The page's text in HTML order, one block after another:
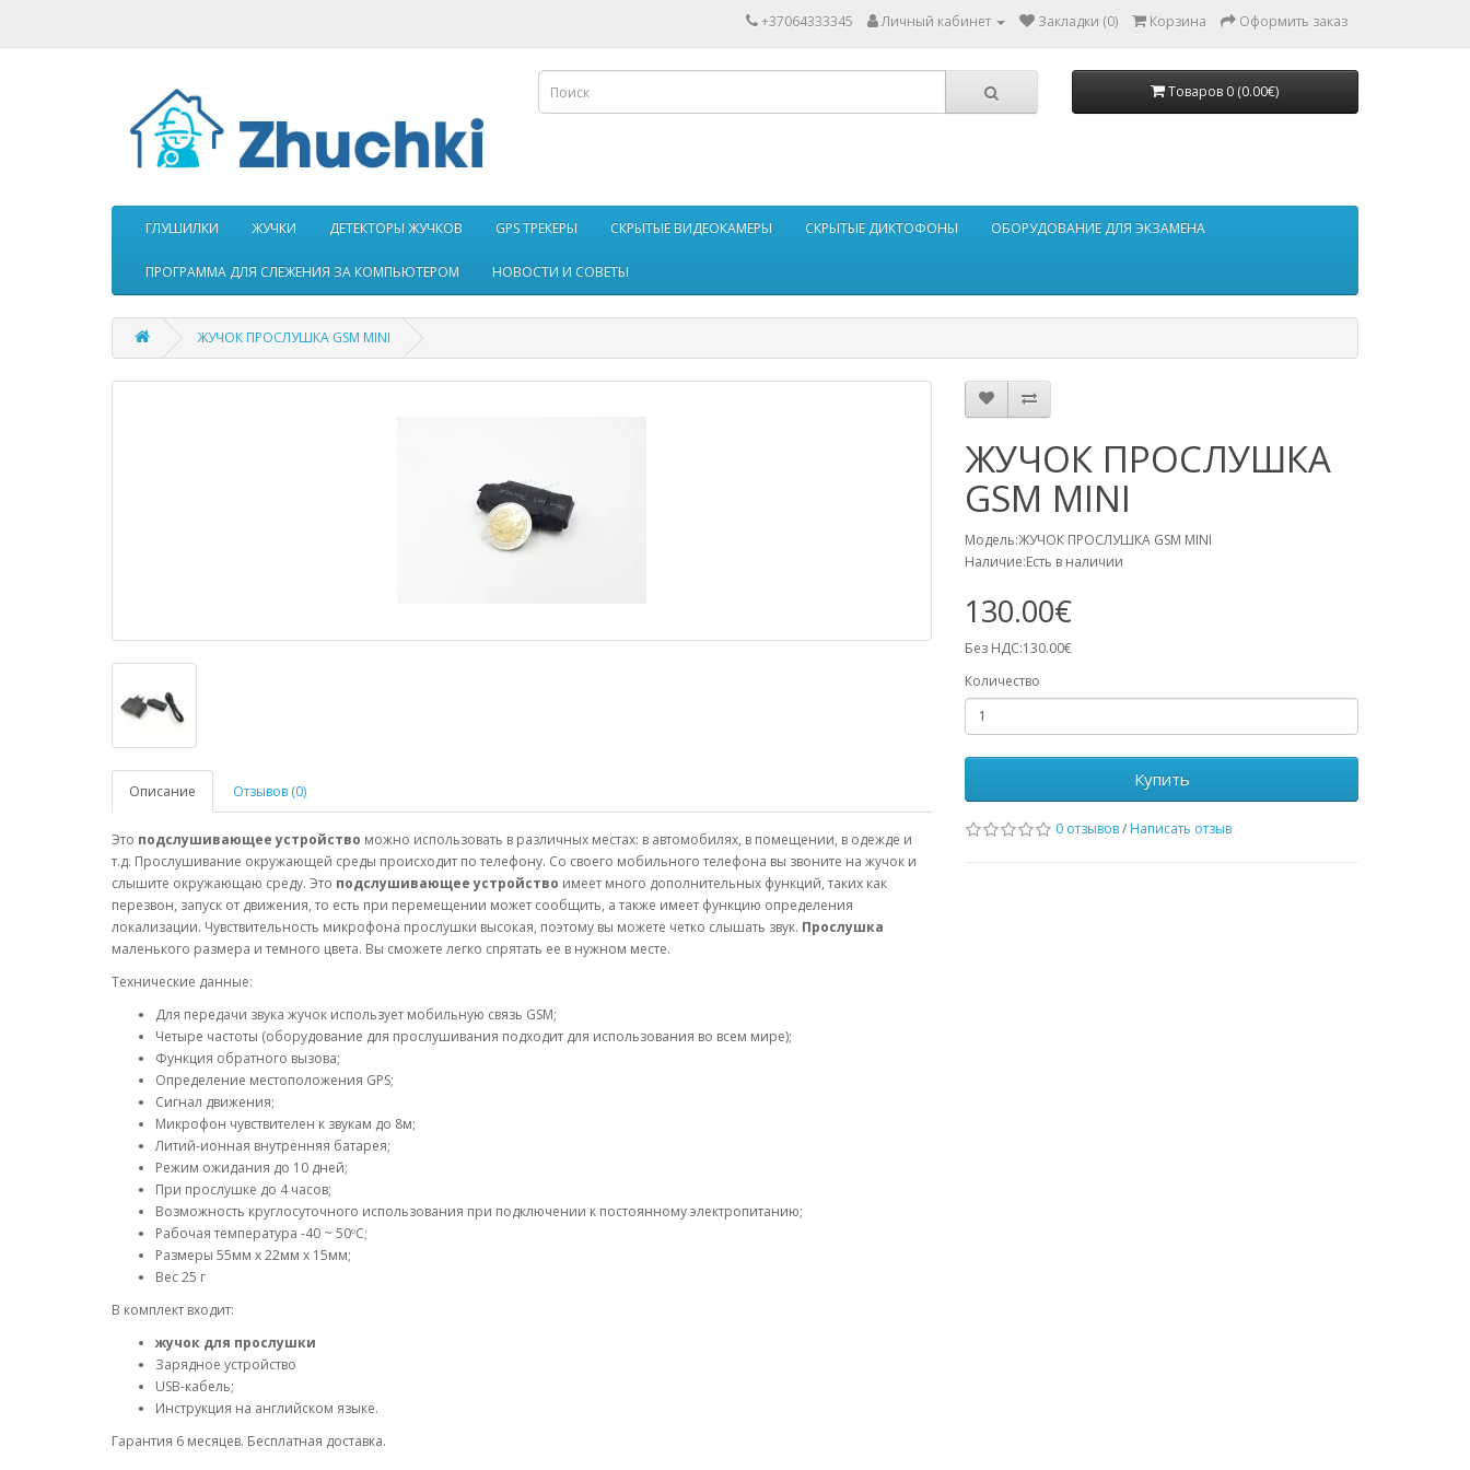
+37064333345 Личный кабинет Закладки (0) Корзина Оформить заказ
Товаров 0 (0.00€)
ГЛУШИЛКИ ЖУЧКИ ДЕТЕКТОРЫ ЖУЧКОВ GPS ТРЕКЕРЫ СКРЫТЫЕ ВИДЕОКАМЕРЫ СКРЫТЫЕ ДИКТОФОНЫ ОБОРУДОВАНИЕ ДЛЯ ЭКЗАМЕНА
ПРОГРАММА ДЛЯ СЛЕЖЕНИЯ ЗА КОМПЬЮТЕРОМ НОВОСТИ И СОВЕТЫ
ЖУЧОК ПРОСЛУШКА GSM MINI
Описание Отзывов (0)
Это подслушивающее устройство можно использовать в различных местах: в автомобилях, в помещении, в одежде и
т.д. Прослушивание окружающей среды происходит по телефону. Со своего мобильного телефона вы звоните на жучок и
слышите окружающаю среду. Это подслушивающее устройство имеет много дополнительных функций, таких как
перезвон, запуск от движения, то есть при перемещении может сообщить, а также имеет функцию определения
локализации. Чувствительность микрофона прослушки высокая, поэтому вы можете четко слышать звук. Прослушка
маленького размера и темного цвета. Вы сможете легко спрятать ее в нужном месте.
Технические данные:
Для передачи звука жучок использует мобильную связь GSM;
Четыре частоты (оборудование для прослушивания подходит для использования во всем мире);
Функция обратного вызова;
Определение местоположения GPS;
Сигнал движения;
Микрофон чувствителен к звукам до 8м;
Литий-ионная внутренняя батарея;
Режим ожидания до 10 дней;
При прослушке до 4 часов;
Возможность круглосуточного использования при подключении к постоянному электропитанию;
Рабочая температура -40 ~ 50ºC;
Размеры 55мм х 22мм х 15мм;
Вес 25 г
В комплект входит:
жучок для прослушки
Зарядное устройство
USB-кабель;
Инструкция на английском языке.
Гарантия 6 месяцев. Бесплатная доставка.
ЖУЧОК ПРОСЛУШКА
GSM MINI
Модель:ЖУЧОК ПРОСЛУШКА GSM MINI
Наличие:Есть в наличии
130.00€
Без НДС:130.00€
Количество
Купить
0 отзывов/ Написать отзыв